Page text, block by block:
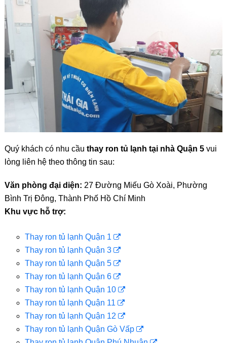
Quý khách có nhu cầu thay ron tủ lạnh tại nhà Quận 5vui
lòng liên hệ theo thông tin sau:
Văn phòng đại diện: 27 Đường Miếu Gò Xoài, Phường
Bình Trị Đông, Thành Phố Hồ Chí Minh
Khu vực hỗ trợ:
Thay ron tủ lạnh Quận 1
Thay ron tủ lạnh Quận 3
Thay ron tủ lạnh Quận 5
Thay ron tủ lạnh Quận 6
Thay ron tủ lạnh Quận 10
Thay ron tủ lạnh Quận 11
Thay ron tủ lạnh Quận 12
Thay ron tủ lạnh Quận Gò Vấp